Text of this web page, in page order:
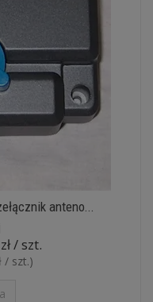
anteno...
/ szt.
/ szt.)